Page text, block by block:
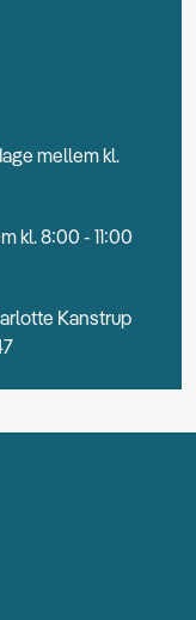
mellem kl.
kl. 8:00 - 11:00
Kanstrup